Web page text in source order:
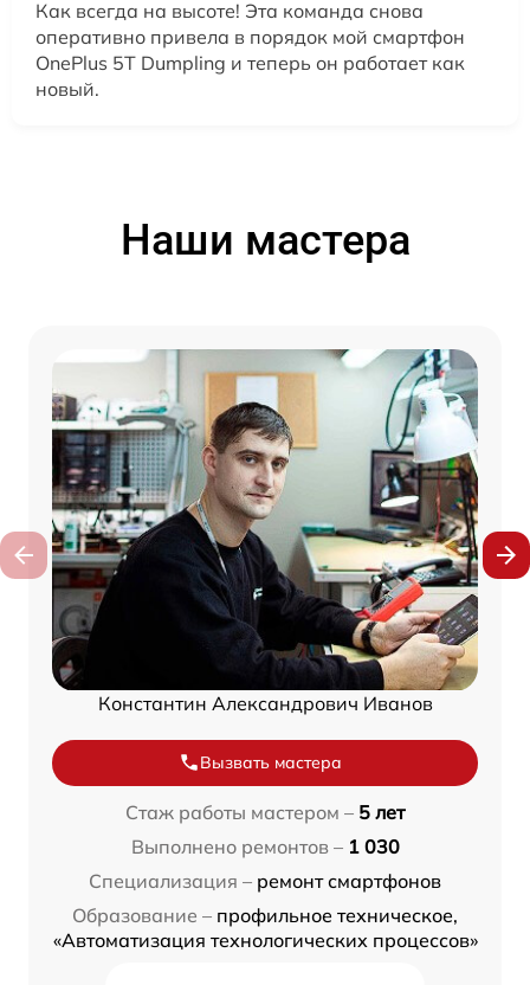
Как всегда на высоте! Эта команда снова
оперативно привела в порядок мой смартфон
OnePlus 5T Dumpling и теперь он работает как
новый.
Наши мастера
Константин Александрович Иванов
Вызвать мастера
Стаж работы мастером – 5 лет
Выполнено ремонтов – 1 030
Специализация – ремонт смартфонов
Образование – профильное техническое,
«Автоматизация технологических процессов»